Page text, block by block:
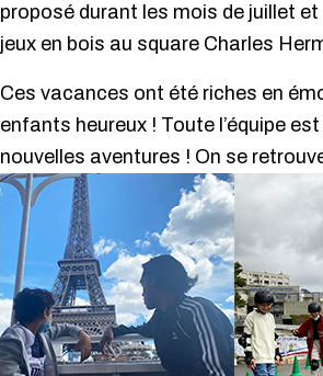
proposé durant les mois de juillet
jeux en bois au square Charles
Ces vacances ont été riches en
enfants heureux ! Toute l’équipe
nouvelles aventures ! On se